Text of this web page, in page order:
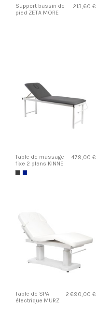
Support bassin de
pied ZETA MORE
213,60 €
Table de massage
fixe 2 plans KINNE
479,00 €
Table de SPA
électrique MURZ
2 690,00 €